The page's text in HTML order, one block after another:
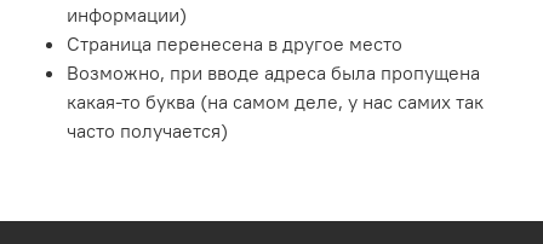
информации)
Страница перенесена в другое место
Возможно, при вводе адреса была пропущена
какая-то буква (на самом деле, у нас самих так
часто получается)